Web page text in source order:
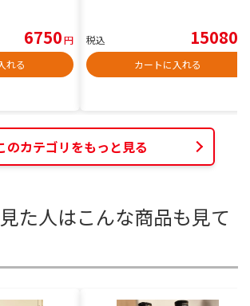
6750円
れる
税込 15080
カートに入れる
のカテゴリをもっと見る
た人はこんな商品も見て